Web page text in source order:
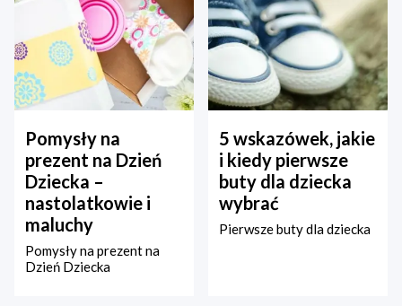
Pomysły na
prezent na Dzień
Dziecka –
nastolatkowie i
maluchy
Pomysły na prezent na
Dzień Dziecka
5 wskazówek, jakie
i kiedy pierwsze
buty dla dziecka
wybrać
Pierwsze buty dla dziecka